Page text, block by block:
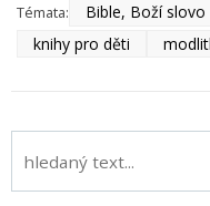
Témata:
Bible, Boží slovo
knihy pro děti